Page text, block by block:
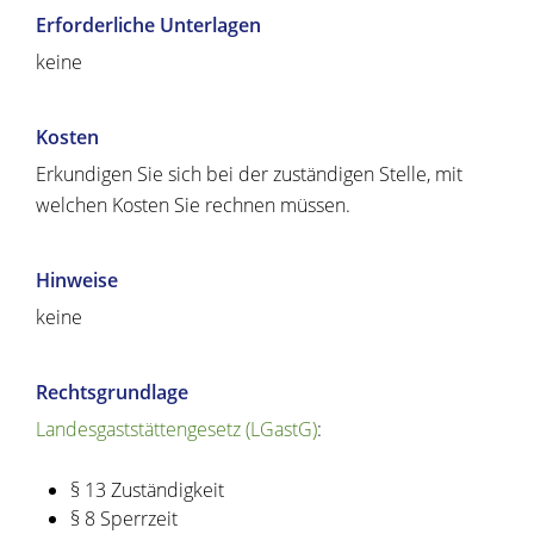
Erforderliche Unterlagen
keine
Kosten
Erkundigen Sie sich bei der zuständigen Stelle, mit
welchen Kosten Sie rechnen müssen.
Hinweise
keine
Rechtsgrundlage
Landesgaststättengesetz (LGastG):
§ 13 Zuständigkeit
§ 8 Sperrzeit